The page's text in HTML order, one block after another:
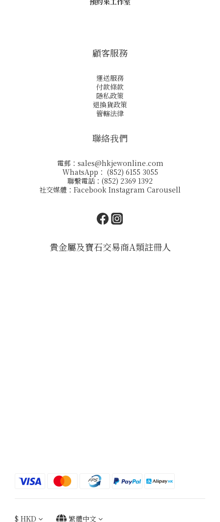
顧客服務
運送服務
付款條款
隱私政策
退換貨政策
管轄法律
聯絡我們
電郵： sales@hkjewonline.com
WhatsApp： (852) 6155 3055
聯繫電話：(852) 2369 1392
社交媒體： Facebook Instagram Carousell
貴金屬及寶石交易商A類註冊人
$ HKD 繁體中文